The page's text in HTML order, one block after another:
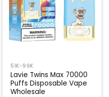
51K-99K
Lavie Twins Max 70000
Puffs Disposable Vape
Wholesale